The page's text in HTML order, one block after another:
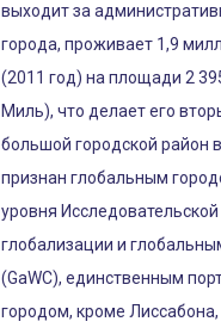
выходит за
города, проживает 1,9
(2011 год) на площади 2
Миль), что делает его
большой городской район
признан глобальным
уровня Исследовательской
глобализации и
(GaWC), единственным
городом, кроме